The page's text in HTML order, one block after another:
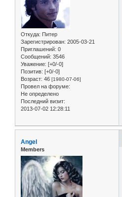
Откуда: Питер
Зарегистрирован: 2005-03-21
Приглашений: 0
Сообщений: 3546
Уважение: [+0/-0]
Позитив: [+0/-0]
Возраст: 46 [1980-07-06]
Провел на форуме:
Не определено
Последний визит:
2013-07-02 12:28:11
Angel
Members